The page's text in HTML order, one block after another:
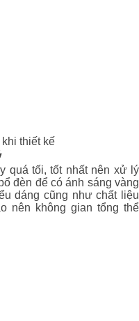
thiết kế
quá tối, tốt nhất nên xử lý
đèn để có ánh sáng vàng
dáng cũng như chất liệu
nên không gian tổng thể